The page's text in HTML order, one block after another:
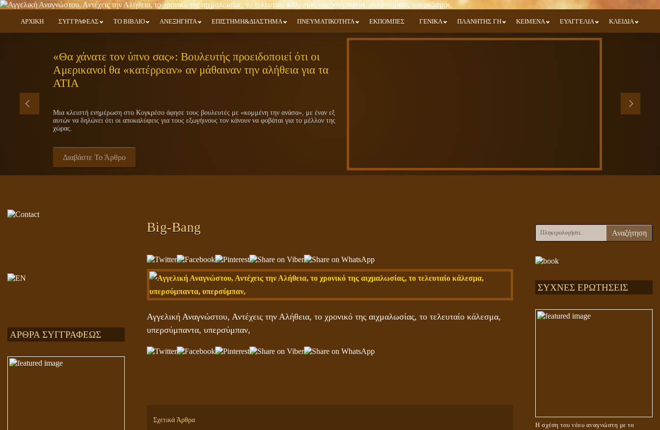
ΑΡΧΙΚΗ ΣΥΓΓΡΑΦΕΑΣ ΤΟ ΒΙΒΛΙΟ ΑΝΕΞΗΓΗΤΑ ΕΠΙΣΤΗΜΗ&ΔΙΑΣΤΗΜΑ ΠΝΕΥΜΑΤΙΚΟΤΗΤΑ ΕΚΠΟΜΠΕΣ ΓΕΝΙΚΑ ΠΛΑΝΗΤΗΣ ΓΗ ΚΕΙΜΕΝΑ ΕΥΑΓΓΕΛΙΑ ΚΛΕΙΔΙΑ
«Θα χάνατε τον ύπνο σας»: Βουλευτής προειδοποιεί ότι οι
Αμερικανοί θα «κατέρρεαν» αν μάθαιναν την αλήθεια για τα
ΑΤΙΑ
Μια κλειστή ενημέρωση στο Κογκρέσο άφησε τους βουλευτές με «κομμένη την ανάσα», με έναν εξ
αυτών να δηλώνει ότι οι αποκαλύψεις για τους εξωγήινους τον κάνουν να φοβάται για το μέλλον της
χώρας.
Διαβάστε Το Άρθρο
ΑΡΘΡΑ ΣΥΓΓΡΑΦΕΩΣ
Big-Bang
Αγγελική Αναγνώστου, Αντέχεις την Αλήθεια, το χρονικό της αιχμαλωσίας, το τελευταίο κάλεσμα,
υπερσύμπαντα, υπερσύμπαν,
Σχετικά Άρθρα
Αναζήτηση
ΣΥΧΝΕΣ ΕΡΩΤΗΣΕΙΣ
Η σχέση του νέου αναγνώστη με το